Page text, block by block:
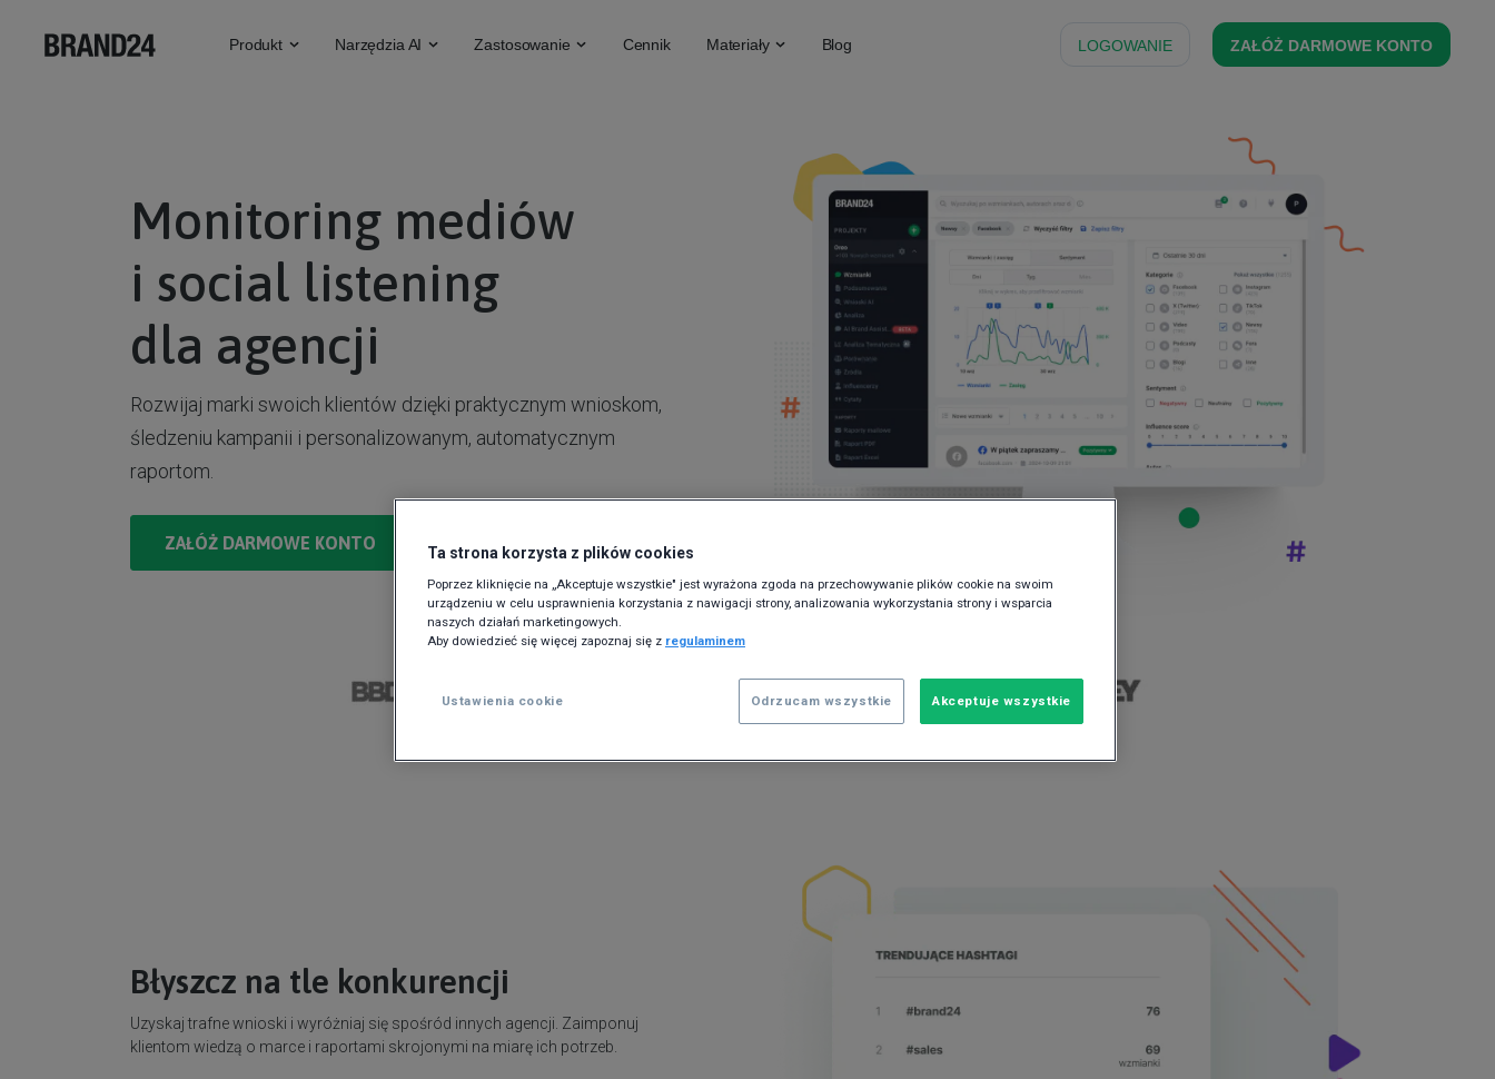
Produkt Narzędzia AI Zastosowanie Cennik Materiały Blog LOGOWANIE ZAŁÓŻ DARMOWE KONTO
Monitoring mediów
i social listening
dla agencji
Rozwijaj marki swoich klientów dzięki praktycznym wnioskom,
śledzeniu kampanii i personalizowanym, automatycznym
raportom.
ZAŁÓŻ DARMOWE KONTO
Błyszcz na tle konkurencji
Uzyskaj trafne wnioski i wyróżniaj się spośród innych agencji. Zaimponuj
klientom wiedzą o marce i raportami skrojonymi na miarę ich potrzeb.
Ta strona korzysta z plików cookies
Poprzez kliknięcie na „Akceptuje wszystkie" jest wyrażona zgoda na przechowywanie plików cookie na swoim
urządzeniu w celu usprawnienia korzystania z nawigacji strony, analizowania wykorzystania strony i wsparcia
naszych działań marketingowych.
Aby dowiedzieć się więcej zapoznaj się z regulaminem
Ustawienia cookie Odrzucam wszystkie Akceptuje wszystkie